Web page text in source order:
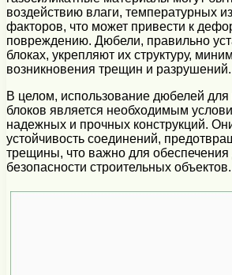
воздействию влаги, температурных
факторов, что может привести к
повреждению. Дюбели, правильно
блоках, укрепляют их структуру,
возникновения трещин и разрушений.
В целом, использование дюбелей для
блоков является необходимым
надежных и прочных конструкций.
устойчивость соединений,
трещины, что важно для обеспечения
безопасности строительных объектов.